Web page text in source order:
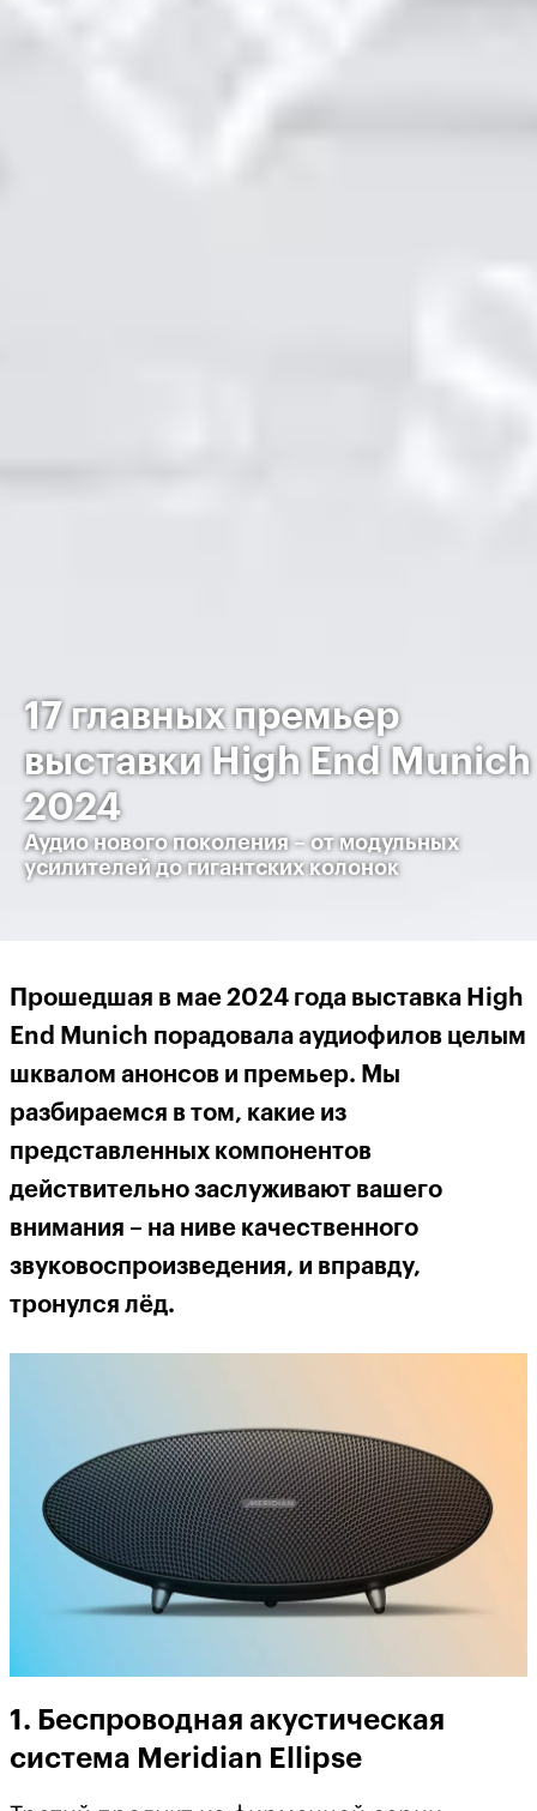
17 главных премьер
выставки High End Munich
2024
Аудио нового поколения – от модульных
усилителей до гигантских колонок
Прошедшая в мае 2024 года выставка High
End Munich порадовала аудиофилов целым
шквалом анонсов и премьер. Мы
разбираемся в том, какие из
представленных компонентов
действительно заслуживают вашего
внимания – на ниве качественного
звуковоспроизведения, и вправду,
тронулся лёд.
1. Беспроводная акустическая
система Meridian Ellipse